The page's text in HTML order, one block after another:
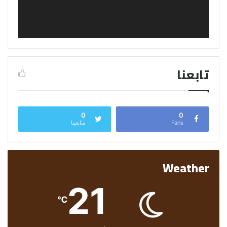
تابعنا
0
Fans
0
متابعينا
Weather
21
℃